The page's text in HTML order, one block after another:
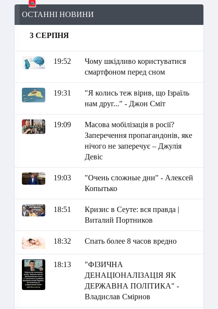
ОСТАННІ НОВИНИ
3 СЕРПНЯ
19:52
Чому шкідливо користуватися
смартфоном перед сном
19:31
"Я колись теж вірив, що Ізраїль
нам друг..." - Джон Сміт
19:09
Масова мобілізація в росії?
Заперечення пропагандонів, яке
нічого не заперечує – Джулія
Девіс
19:03
"Очень сложные дни" - Алексей
Копытько
18:51
Кризис в Сеуте: вся правда |
Виталий Портников
18:32 Спать более 8 часов вредно
18:13
"ФІЗИЧНА
ДЕНАЦІОНАЛІЗАЦІЯ ЯК
ДЕРЖАВНА ПОЛІТИКА" -
Владислав Смірнов